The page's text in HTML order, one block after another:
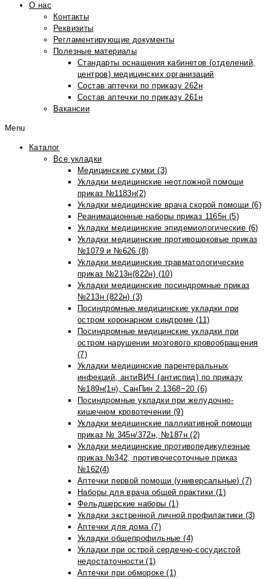
О нас
Контакты
Реквизиты
Регламентирующие документы
Полезные материалы
Стандарты оснащения кабинетов (отделений,
центров) медицинских организаций
Состав аптечки по приказу 262н
Состав аптечки по приказу 261н
Вакансии
Menu
Каталог
Все укладки
Медицинские сумки (3)
Укладки медицинские неотложной помощи
приказ №1183н(2)
Укладки медицинские врача скорой помощи (6)
Реанимационные наборы приказ 1165н (5)
Укладки медицинские эпидемиологические (6)
Укладки медицинские противошоковые приказ
№1079 и №626 (8)
Укладки медицинские травматологические
приказ №213н(822н) (10)
Укладки медицинские посиндромные приказ
№213н (822н) (3)
Посиндромные медицинские укладки при
остром коронарном синдроме (11)
Посиндромные медицинские укладки при
остром нарушении мозгового кровообращения
(7)
Укладки медицинские парентеральных
инфекций, антиВИЧ (антиспид) по приказу
№189н(1н), СанПин 2.1368−20 (6)
Посиндромные укладки при желудочно-
кишечном кровотечении (9)
Укладки медицинские паллиативной помощи
приказ № 345н/372н, №187н (2)
Укладки медицинские противопедикулезные
приказ №342, противочесоточные приказ
№162(4)
Аптечки первой помощи (универсальные) (7)
Наборы для врача общей практики (1)
Фельдшерские наборы (1)
Укладки экстренной личной профилактики (3)
Аптечки для дома (7)
Укладки общепрофильные (4)
Укладки при острой сердечно-сосудистой
недостаточности (1)
Аптечки при обмороке (1)